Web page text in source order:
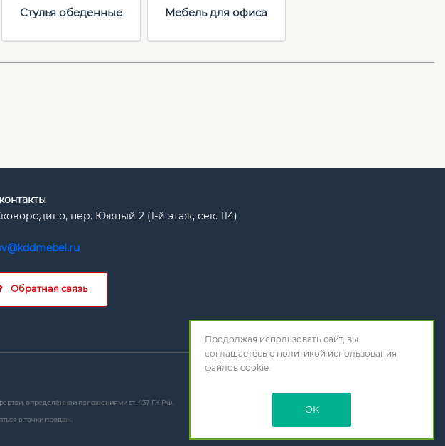
Стулья обеденные Мебель для офиса
пер. Южный 2 (1-й этаж, сек. 114)
Обратная связь
определённой положениями ст. 437 ГК РФ.
в точки продаж.
Продолжая использовать сайт, вы
соглашаетесь с политикой использования
файлов cookie.
OK